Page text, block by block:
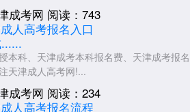
成考网 阅读：743
本科、天津成考本科报名费、天津成考报名
天津成人高考网!...
成考网 阅读：234